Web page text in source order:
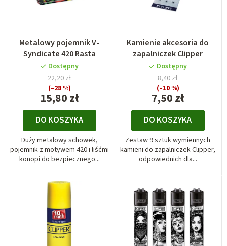
Metalowy pojemnik V-
Syndicate 420 Rasta
Dostępny
15,80 zł
22,20 zł
(–28 %)
DO KOSZYKA
Duży metalowy schowek,
pojemnik z motywem 420 i liśćmi
konopi do bezpiecznego...
Kamienie akcesoria do
zapalniczek Clipper
Dostępny
7,50 zł
8,40 zł
(–10 %)
DO KOSZYKA
Zestaw 9 sztuk wymiennych
kamieni do zapalniczek Clipper,
odpowiednich dla...